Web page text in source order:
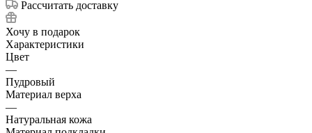
Рассчитать доставку
Хочу в подарок
Характеристики
Цвет
—
Пудровый
Материал верха
—
Натуральная кожа